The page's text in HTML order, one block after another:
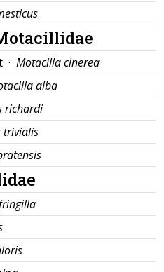
· Motacilla cinerea
alba
richardi
trivialis